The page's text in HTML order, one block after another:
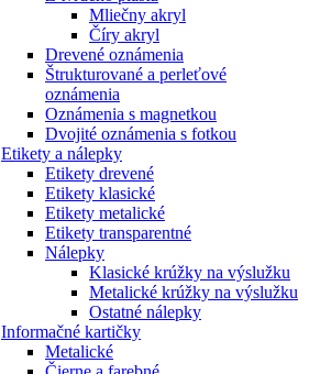
Mliečny akryl
Číry akryl
Drevené oznámenia
Štrukturované a perleťové
oznámenia
Oznámenia s magnetkou
Dvojité oznámenia s fotkou
Etikety a nálepky
Etikety drevené
Etikety klasické
Etikety metalické
Etikety transparentné
Nálepky
Klasické krúžky na výslužku
Metalické krúžky na výslužku
Ostatné nálepky
Informačné kartičky
Metalické